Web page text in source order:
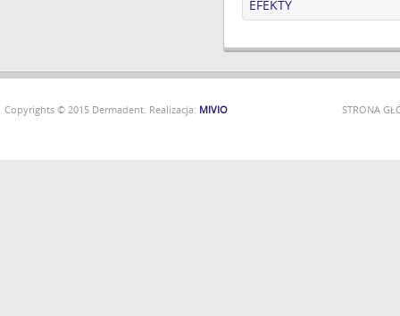
EFEKTY
STRONA
Copyrights © 2015 Dermadent. Realizacja: MIVIO